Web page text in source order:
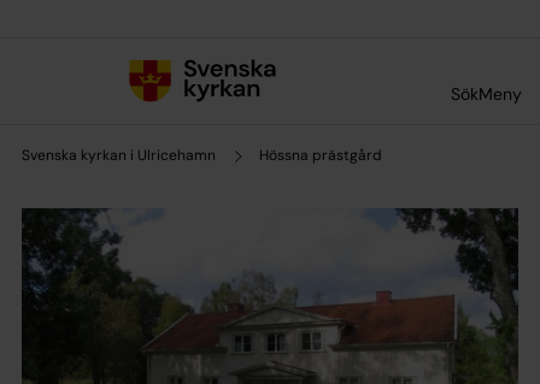
SökMeny
Svenska kyrkan i Ulricehamn Hössna prästgård